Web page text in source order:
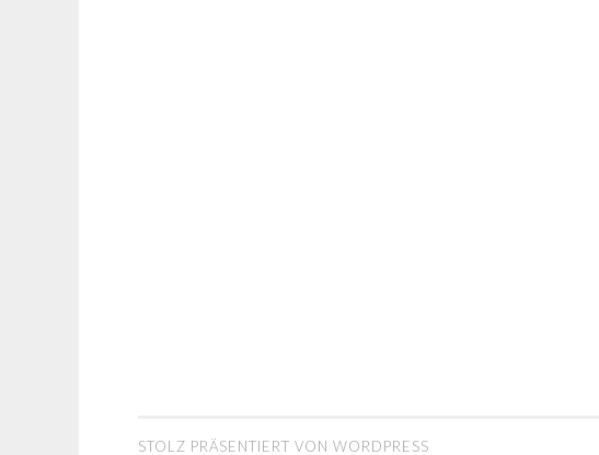
STOLZ PRÄSENTIERT VON WORDPRESS